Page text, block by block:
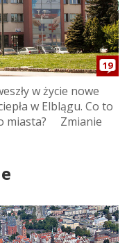
19
w życie nowe
w Elblągu. Co to
miasta? Zmianie